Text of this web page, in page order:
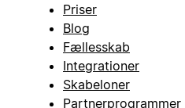
Priser
Blog
Fællesskab
Integrationer
Skabeloner
Partnerprogrammer